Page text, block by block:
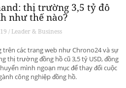
thị trường 3,5 tỷ đô
như thế nào?
/ Leader & Business
các trang web như Chrono24 và sự
thị trường đồng hồ cũ 3,5 tỷ USD, đồng
mình ngoạn mục để thay đổi cuộc
công nghiệp đồng hồ.